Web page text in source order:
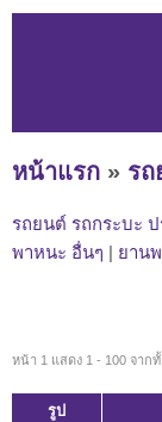
หน้าแรก » ร
รถยนต์ รถกระบะ
พาหนะ อื่นๆ | ยาน
หน้า 1 แสดง 1 - 100 จาก
รูป